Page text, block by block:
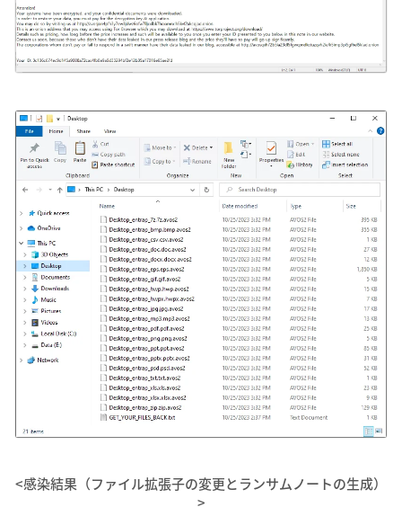
<感染結果（ファイル拡張子の変更とランサムノートの生成）
>